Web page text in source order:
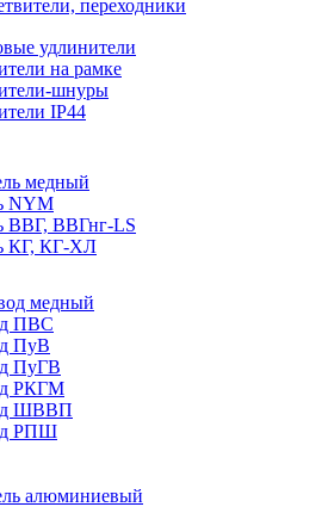
переходники
удлинители
на рамке
шнуры
IP44
медный
NYM
ВВГ, ВВГнг-LS
КГ, КГ-ХЛ
медный
ПВС
ПуВ
ПуГВ
РКГМ
ШВВП
РПШ
алюминиевый